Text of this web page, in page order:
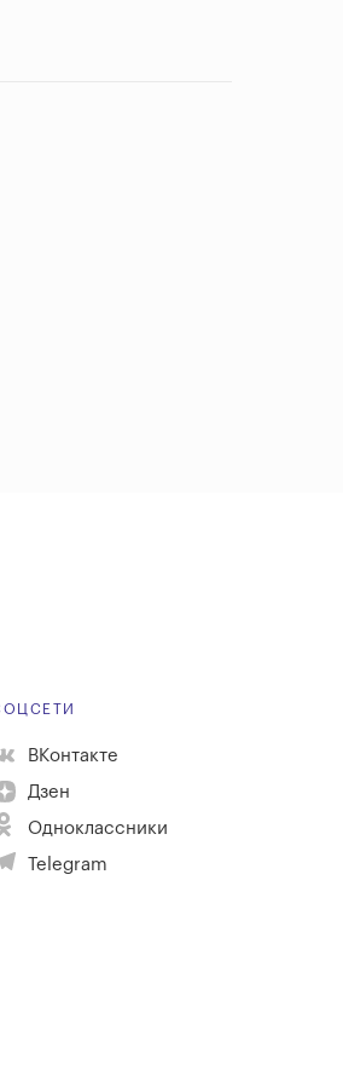
ВКонтакте
Дзен
Одноклассники
Telegram